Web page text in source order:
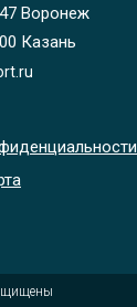
Воронеж
Казань